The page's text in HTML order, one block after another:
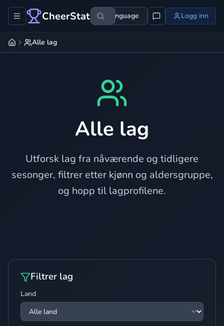
CheerStats Language Logg inn
Alle lag
Alle lag
Utforsk lag fra nåværende og tidligere
sesonger, filtrer etter kjønn og aldersgruppe,
og hopp til lagprofilene.
Filtrer lag
Land